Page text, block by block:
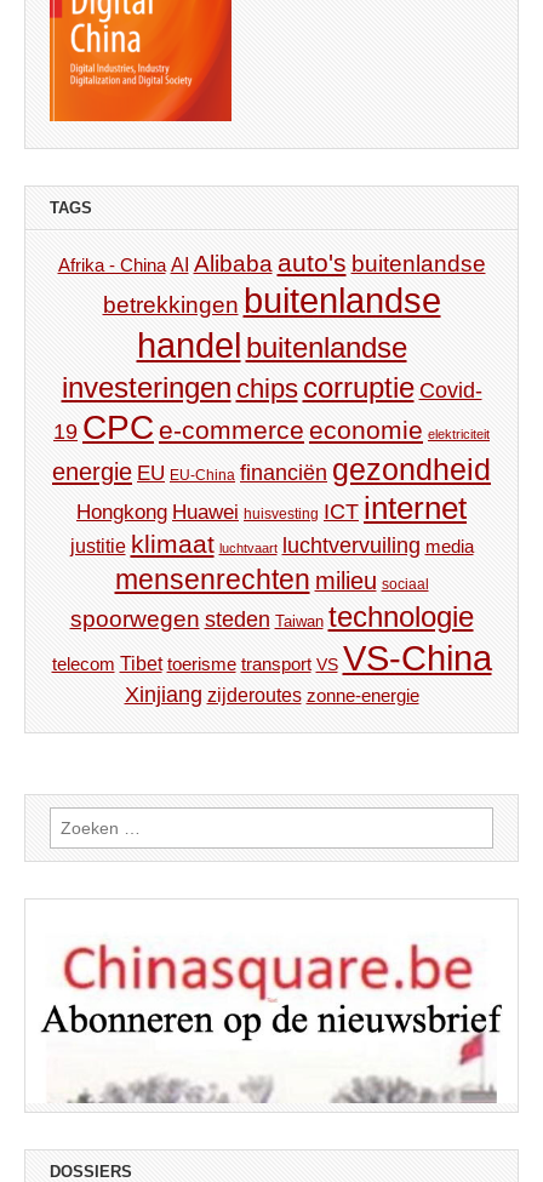
TAGS
Afrika - China AI Alibaba auto's buitenlandse
betrekkingen buitenlandse
handel buitenlandse
investeringen chips corruptie Covid-
19 CPC e-commerce economie elektriciteit
energie EU EU-China financiën gezondheid
Hongkong Huawei huisvesting ICT internet
justitie klimaat luchtvaart luchtvervuiling media
mensenrechten milieu sociaal
spoorwegen steden Taiwan technologie
telecom Tibet toerisme transport VS VS-China
Xinjiang zijderoutes zonne-energie
Zoeken
naar:
DOSSIERS